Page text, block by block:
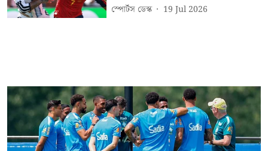
স্পোর্টস ডেস্ক 19 Jul 2026